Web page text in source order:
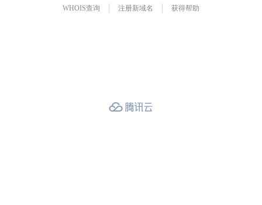
WHOIS查询 注册新域名 获得帮助